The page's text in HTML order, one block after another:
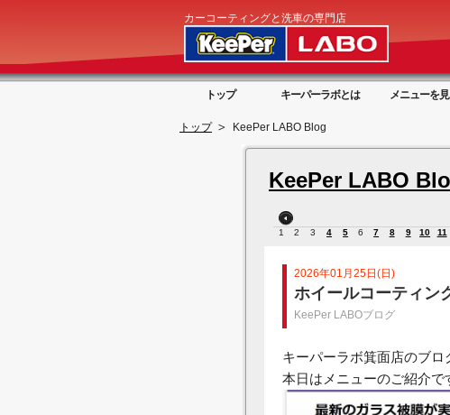
カーコーティングと洗車の専門店
トップ キーパーラボとは メニューを
トップ KeePer LABO Blog
KeePer LABO
1 2 3 4 5 6 7 8 9 10 11
2026年01月25日(日)
ホイールコーティン
KeePer LABOブログ
キーパーラボ箕面店のブロ
本日はメニューのご紹介で